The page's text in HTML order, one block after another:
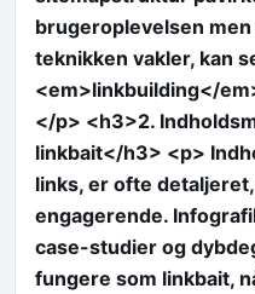
brugeroplevelsen
teknikken vakler, kan
<em>linkbuilding</
</p> <h3>2.
linkbait</h3> <p>
links, er ofte
engagerende.
case-studier og
fungere som linkbait,